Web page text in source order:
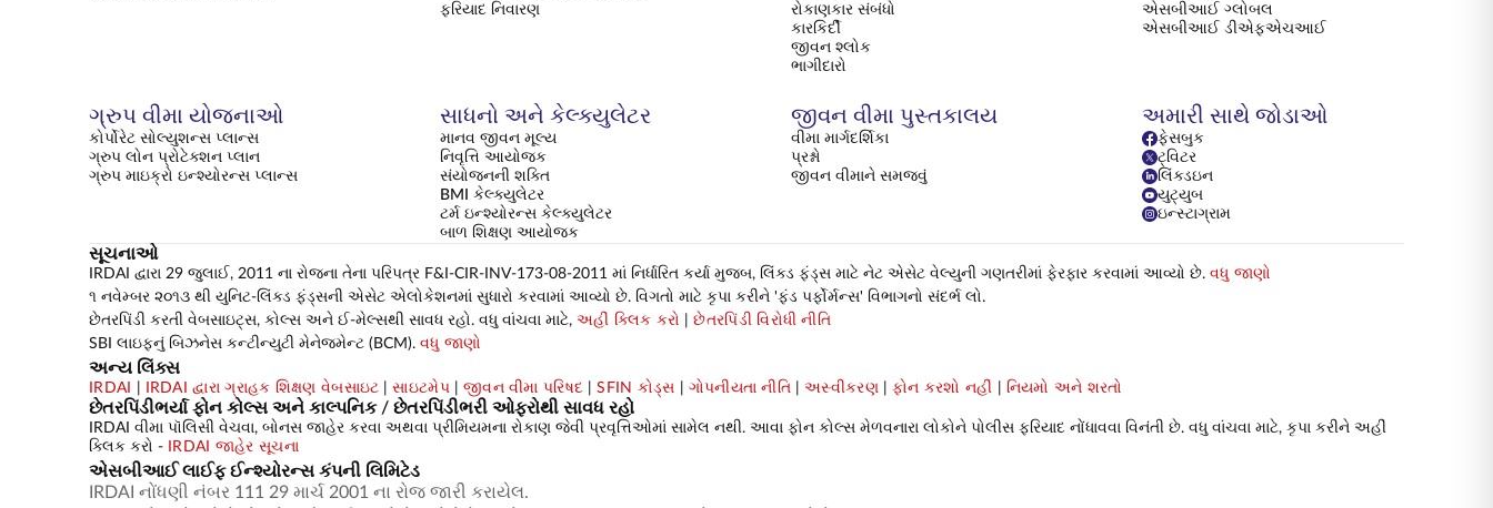
ફરિયાદ નિવારણ
રોકાણકાર સંબંધો
કારકિર્દી
જીવન શ્લોક
ભાગીદારો
એસબીઆઈ ગ્લોબલ
એસબીઆઈ ડીએફએચઆઈ
ગ્રુપ વીમા યોજનાઓ
કોર્પોરેટ સોલ્યુશન્સ પ્લાન્સ
ગ્રુપ લોન પ્રોટેક્શન પ્લાન
ગ્રુપ માઇક્રો ઇન્શ્યોરન્સ પ્લાન્સ
સાધનો અને કેલ્ક્યુલેટર
માનવ જીવન મૂલ્ય
નિવૃત્તિ આયોજક
સંયોજનની શક્તિ
BMI કેલ્ક્યુલેટર
ટર્મ ઇન્શ્યોરન્સ કેલ્ક્યુલેટર
બાળ શિક્ષણ આયોજક
જીવન વીમા પુસ્તકાલય
વીમા માર્ગદર્શિકા
પ્રશ્નો
જીવન વીમાને સમજવું
અમારી સાથે જોડાઓ
ફેસબુક
ટ્વિટર
લિંક્ડઇન
યુટ્યુબ
ઇન્સ્ટાગ્રામ
સૂચનાઓ
IRDAI દ્વારા 29 જુલાઈ, 2011 ના રોજના તેના પરિપત્ર F&I-CIR-INV-173-08-2011 માં નિર્ધારિત કર્યા મુજબ, લિંક્ડ ફંડ્સ માટે નેટ એસેટ વેલ્યુની ગણતરીમાં ફેરફાર કરવામાં આવ્યો છે. વધુ જાણો
૧ નવેમ્બર ૨૦૧૩ થી યુનિટ-લિંક્ડ ફંડ્સની એસેટ એલોકેશનમાં સુધારો કરવામાં આવ્યો છે. વિગતો માટે કૃપા કરીને 'ફંડ પર્ફોર્મન્સ' વિભાગનો સંદર્ભ લો.
છેતરપિંડી કરતી વેબસાઇટ્સ, કોલ્સ અને ઈ-મેલ્સથી સાવધ રહો. વધુ વાંચવા માટે, અહીં ક્લિક કરો |છેતરપિંડી વિરોધી નીતિ
SBI લાઇફનું બિઝનેસ કન્ટીન્યુટી મેનેજમેન્ટ (BCM). વધુ જાણો
અન્ય લિંક્સ
IRDAI IRDAI દ્વારા ગ્રાહક શિક્ષણ વેબસાઇટ |સાઇટમેપ જીવન વીમા પરિષદ |SFIN કોડ્સ ગોપનીયતા નીતિ |અસ્વીકરણ ફોન કરશો નહીં નિયમો અને શરતો
છેતરપિંડીભર્યા ફોન કોલ્સ અને કાલ્પનિક / છેતરપિંડીભરી ઓફરોથી સાવધ રહો
IRDAI વીમા પૉલિસી વેચવા, બોનસ જાહેર કરવા અથવા પ્રીમિયમના રોકાણ જેવી પ્રવૃત્તિઓમાં સામેલ નથી. આવા ફોન કોલ્સ મેળવનારા લોકોને પોલીસ ફરિયાદ નોંધાવવા વિનંતી છે. વધુ વાંચવા માટે, કૃપા કરીને અહીં
ક્લિક કરો -
IRDAI જાહેર સૂચના
એસબીઆઈ લાઈફ ઈન્શ્યોરન્સ કંપની લિમિટેડ
IRDAI નોંધણી નંબર 111 29 માર્ચ 2001 ના રોજ જારી કરાયેલ.